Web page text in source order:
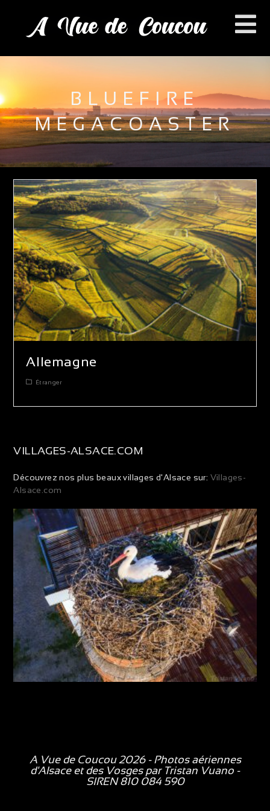
BLUEFIRE
MEGACOASTER
Allemagne
Étranger
VILLAGES-ALSACE.COM
Découvrez nos plus beaux villages d'Alsace sur: Villages-
Alsace.com
A Vue de Coucou 2026 - Photos aériennes
d'Alsace et des Vosges par Tristan Vuano -
SIREN 810 084 590